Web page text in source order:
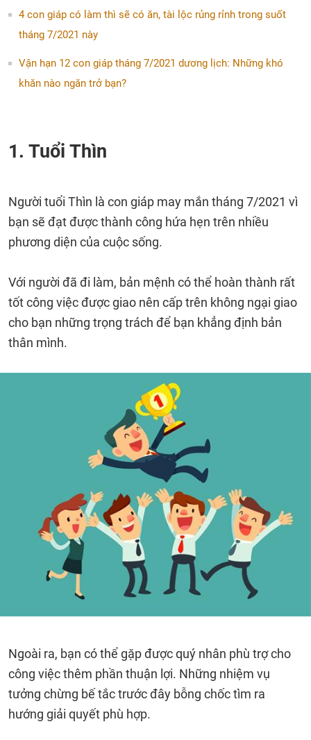
4 con giáp có làm thì sẽ có ăn, tài lộc rủng rỉnh trong suốt
tháng 7/2021 này
Vận hạn 12 con giáp tháng 7/2021 dương lịch: Những khó
khăn nào ngăn trở bạn?
1. Tuổi Thìn
Người tuổi Thìn là con giáp may mắn tháng 7/2021 vì
bạn sẽ đạt được thành công hứa hẹn trên nhiều
phương diện của cuộc sống.
Với người đã đi làm, bản mệnh có thể hoàn thành rất
tốt công việc được giao nên cấp trên không ngại giao
cho bạn những trọng trách để bạn khẳng định bản
thân mình.
Ngoài ra, bạn có thể gặp được quý nhân phù trợ cho
công việc thêm phần thuận lợi. Những nhiệm vụ
tưởng chừng bế tắc trước đây bỗng chốc tìm ra
hướng giải quyết phù hợp.